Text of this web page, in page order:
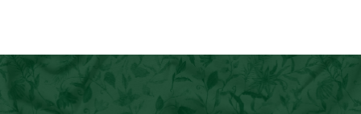
VỚI
HÀNG